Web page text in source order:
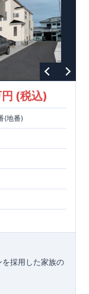
良住宅』取得!(←
準をクリアしてい
制優遇を受けら
利に働きます。 ■
・『設計』住
者機関が評価し
受けた図面通り
クが行われま
一貫体制!
からこそ、お客
協力しあい、ベ
地案内予約受付
わりのご案内も
い！ ・ホームペ
ご相談、
終わりのご案内
のご相談、
TEL 0564-57-
(税込)
(地番)
採用した家族の